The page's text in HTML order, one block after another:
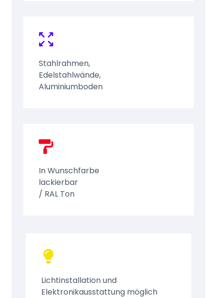
Stahlrahmen,
Edelstahlwände,
Aluminiumboden
In Wunschfarbe
lackierbar
/ RAL Ton
Lichtinstallation und
Elektronikausstattung möglich